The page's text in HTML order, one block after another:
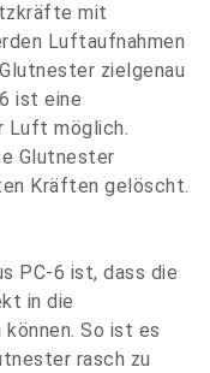
mit
Luftaufnahmen
zielgenau
ist eine
Luft möglich.
Glutnester
Kräften gelöscht.
PC-6 ist, dass die
in die
So ist es
rasch zu